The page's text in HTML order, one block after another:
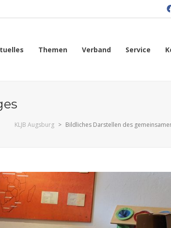
Themen Verband Service
KLJB Augsburg > Bildliches Darstellen des